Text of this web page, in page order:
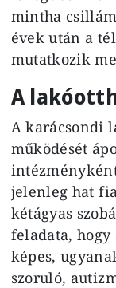
mintha
évek után a
mutatkozik
A
A karácsondi
működését
jelenleg hat
kétágyas
feladata, hogy
képes,
szoruló,